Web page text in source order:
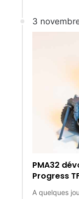
3
PMA32
Progress
A quelques